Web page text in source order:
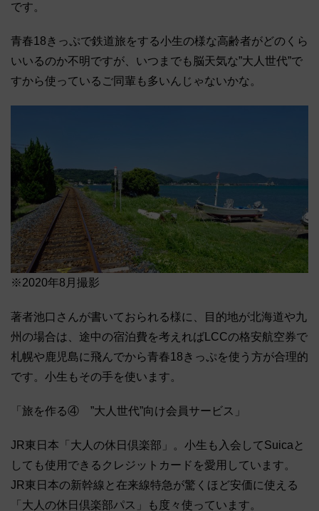
です。
青春18きっぷで鉄道旅をする小生の様な高齢者がどのくら
いいるのか不明ですが、いつまでも脳天気な”大人世代”で
すから使っているご同輩も多いんじゃないかな。
※2020年8月撮影
著者池口さんが書いておられる様に、目的地が北海道や九
州の場合は、途中の宿泊費を考えればLCCの格安航空券で
札幌や鹿児島に飛んでから青春18きっぷを使う方が合理的
です。小生もその手を使います。
「旅を作る④ ”大人世代”向け会員サービス」
JR東日本「大人の休日倶楽部」。小生も入会してSuicaと
しても使用できるクレジットカードを愛用しています。
JR東日本の新幹線と在来線特急が驚くほど安価に使える
「大人の休日倶楽部パス」も度々使っています。